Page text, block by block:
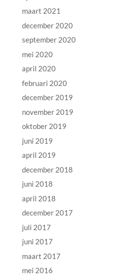
maart 2021
december 2020
september 2020
mei 2020
april 2020
februari 2020
december 2019
november 2019
oktober 2019
juni 2019
april 2019
december 2018
juni 2018
april 2018
december 2017
juli 2017
juni 2017
maart 2017
mei 2016